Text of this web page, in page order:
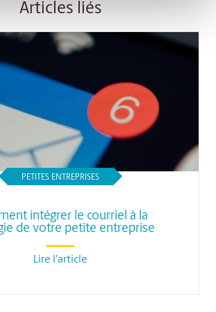
Articles liés
PETITES ENTREPRISES
intégrer le courriel à la
de votre petite entreprise
Lire l'article